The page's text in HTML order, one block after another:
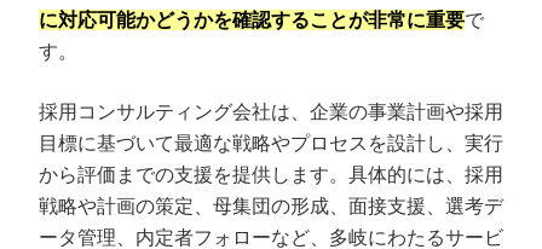
に対応可能かどうかを確認することが非常に重要で
す。
採用コンサルティング会社は、企業の事業計画や採用
目標に基づいて最適な戦略やプロセスを設計し、実行
から評価までの支援を提供します。具体的には、採用
戦略や計画の策定、母集団の形成、面接支援、選考デ
ータ管理、内定者フォローなど、多岐にわたるサービ